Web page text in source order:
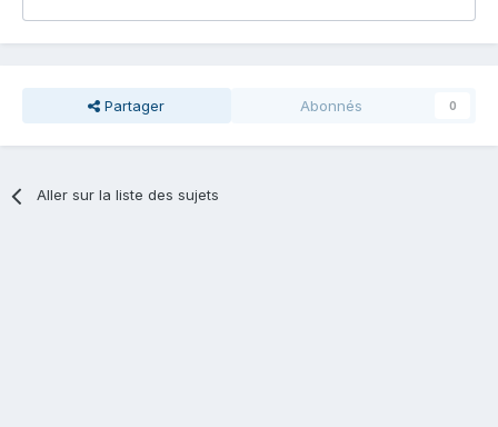
Partager Abonnés 0
Aller sur la liste des sujets